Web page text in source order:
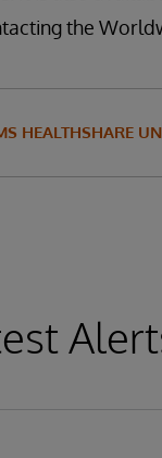
the
HEALTHSHARE